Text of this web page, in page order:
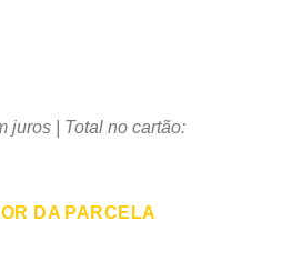
juros | Total no cartão:
DA PARCELA